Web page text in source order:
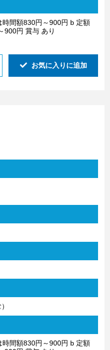
時間額830円～900円 b 定額
900円 賞与 あり
お気に入りに追加
時間額830円～900円 b 定額